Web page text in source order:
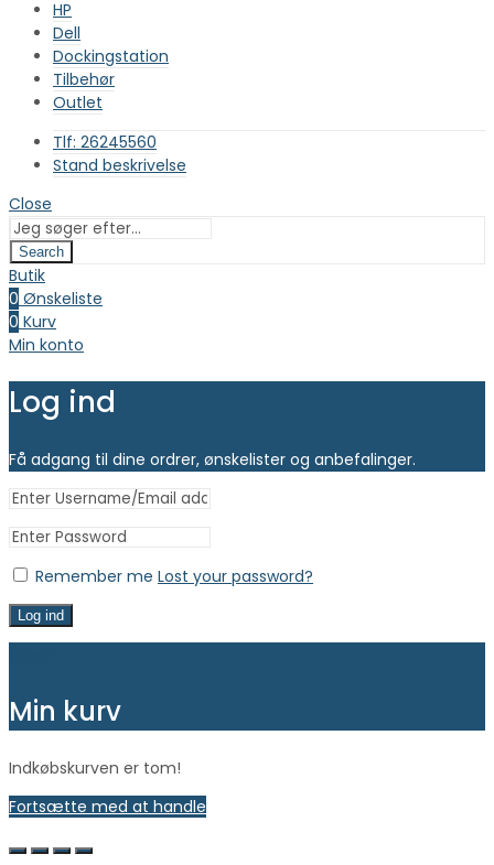
HP
Dell
Dockingstation
Tilbehør
Outlet
Tlf: 26245560
Stand beskrivelse
Close
Search
Butik
0 Ønskeliste
0 Kurv
Min konto
Log ind
Få adgang til dine ordrer, ønskelister og anbefalinger.
Remember me Lost your password?
Log ind
Min kurv
Indkøbskurven er tom!
Fortsætte med at handle